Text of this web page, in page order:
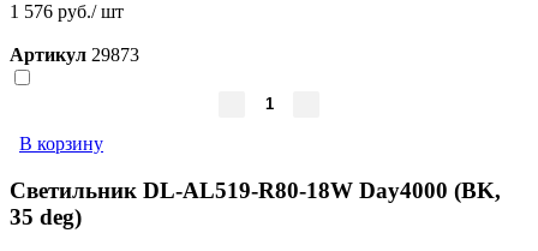
1 576 руб./ шт
Артикул 29873
В корзину
Светильник DL-AL519-R80-18W Day4000 (BK,
35 deg)